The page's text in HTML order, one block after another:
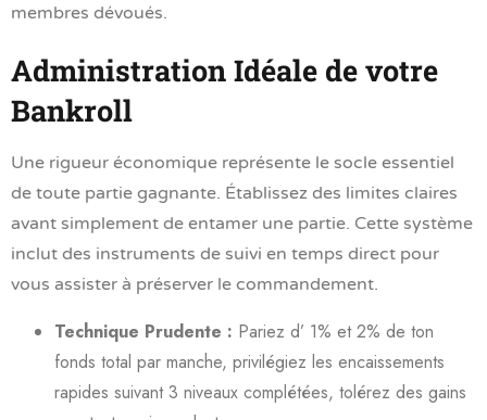
membres dévoués.
Administration Idéale de votre
Bankroll
Une rigueur économique représente le socle essentiel
de toute partie gagnante. Établissez des limites claires
avant simplement de entamer une partie. Cette système
inclut des instruments de suivi en temps direct pour
vous assister à préserver le commandement.
Technique Prudente : Pariez d’ 1% et 2% de ton
fonds total par manche, privilégiez les encaissements
rapides suivant 3 niveaux complétées, tolérez des gains